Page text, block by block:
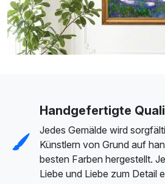
Handgefertigte
Jedes Gemälde wird
Künstlern von Grund auf
besten Farben hergestellt.
Liebe und Liebe zum Detail